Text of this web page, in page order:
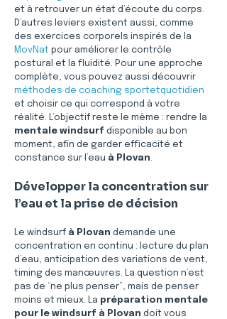
et à retrouver un état d’écoute du corps.
D’autres leviers existent aussi, comme
des exercices corporels inspirés de la
MovNat pour améliorer le contrôle
postural et la fluidité. Pour une approche
complète, vous pouvez aussi découvrir
méthodes de coaching sportetquotidien
et choisir ce qui correspond à votre
réalité. L’objectif reste le même : rendre la
mentale windsurf disponible au bon
moment, afin de garder efficacité et
constance sur l’eau à Plovan.
Développer la concentration sur
l’eau et la prise de décision
Le windsurf à Plovan demande une
concentration en continu : lecture du plan
d’eau, anticipation des variations de vent,
timing des manœuvres. La question n’est
pas de “ne plus penser”, mais de penser
moins et mieux. La préparation mentale
pour le windsurf à Plovan doit vous